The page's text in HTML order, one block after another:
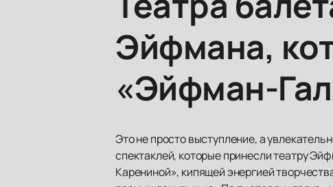
Эйфмана,
«Эйфман-
Это не просто выступление, а
спектаклей, которые принесли театру
Карениной», кипящей энергией